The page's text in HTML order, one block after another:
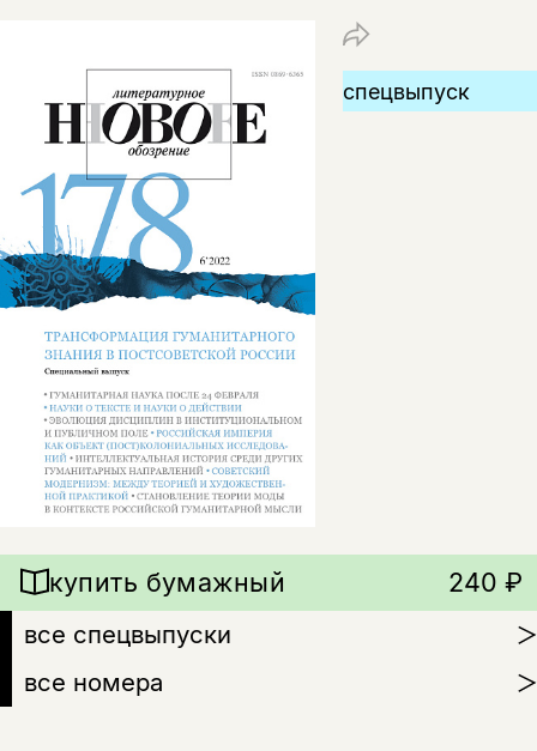
все спецвыпуски
все номера
купить бумажный 240 ₽
спецвыпуск